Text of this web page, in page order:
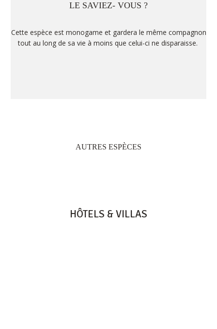
LE SAVIEZ- VOUS ?
Cette espèce est monogame et gardera le même compagnon
tout au long de sa vie à moins que celui-ci ne disparaisse.
AUTRES ESPÈCES
HÔTELS & VILLAS